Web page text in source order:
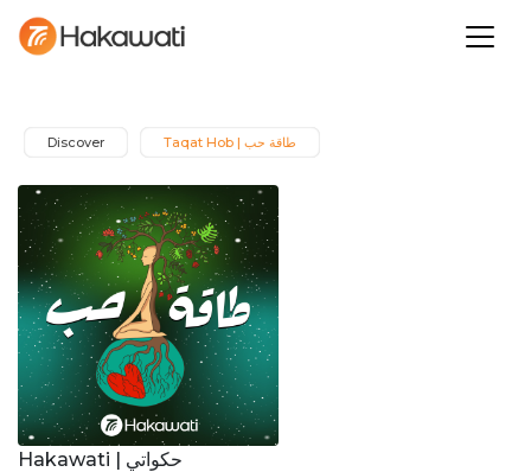
Discover Taqat Hob | طاقة حب
Hakawati | حكواتي